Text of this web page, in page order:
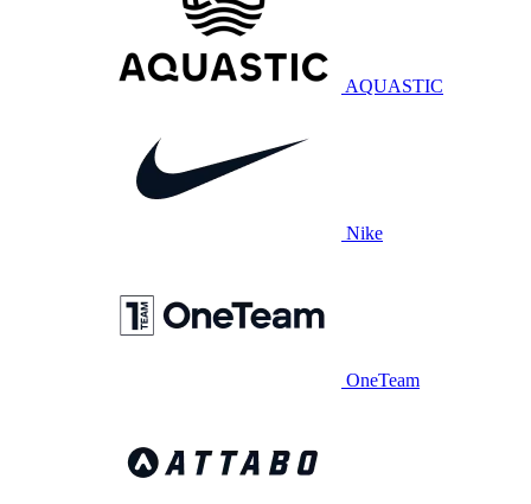
AQUASTIC
Nike
OneTeam